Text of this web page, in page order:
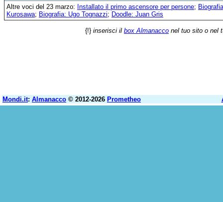
Altre voci del 23 marzo: Installato il primo ascensore per persone;
Kurosawa; Biografia: Ugo Tognazzi; Doodle: Juan Gris
{!} inserisci il box Almanacco nel tuo sito o nel
Mondi.it: Almanacco © 2012-2026 Prometheo